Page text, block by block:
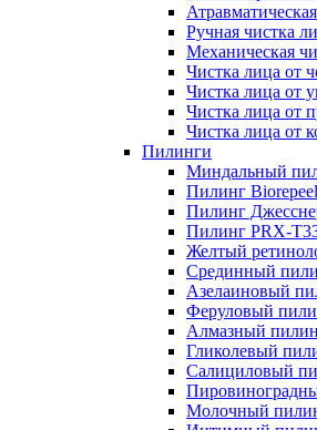
Ручная чистка
Механическая
Чистка лица от
Чистка лица от
Чистка лица от
Чистка лица от
Пилинги
Миндальный
Пилинг Biorepeel
Пилинг
Пилинг PRX-
Желтый
Срединный
Азелаиновый
Феруловый
Алмазный
Гликолевый
Салициловый
Молочный